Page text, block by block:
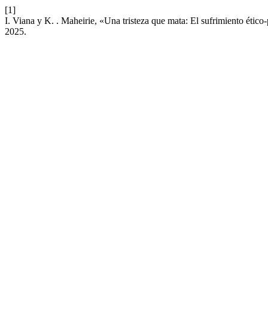
[1]
I. Viana y K. . Maheirie, «Una tristeza que mata: El sufrimiento
2025.